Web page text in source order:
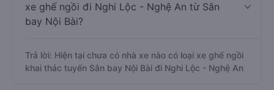
xe ghế ngồi đi Nghi Lộc - Nghệ An từ Sân
bay Nội Bài?
Trả lời: Hiện tại chưa có nhà xe nào có loại xe ghế ngồi
khai thác tuyến Sân bay Nội Bài đi Nghi Lộc - Nghệ An